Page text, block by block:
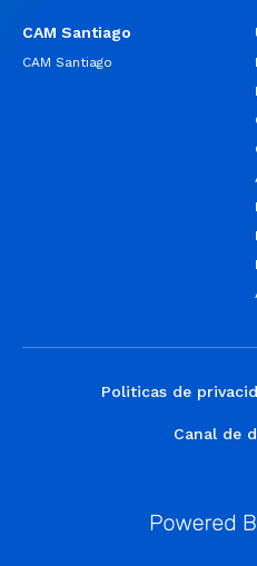
CAM Santiago
CAM Santiago
Politicas de
Canal de